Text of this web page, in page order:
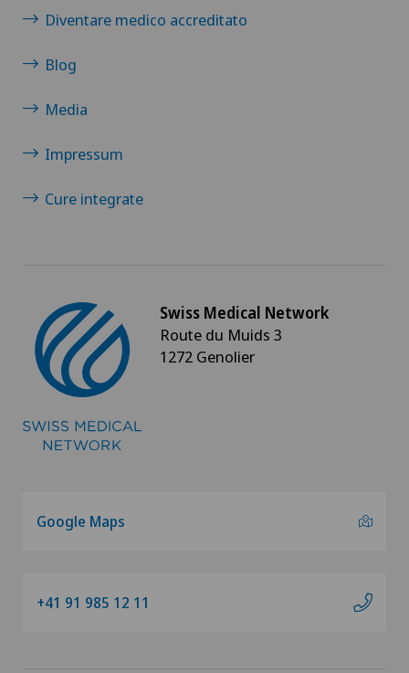
Diventare medico accreditato
Blog
Media
Impressum
Cure integrate
Swiss Medical Network
Route du Muids 3
1272 Genolier
Google Maps
+41 91 985 12 11